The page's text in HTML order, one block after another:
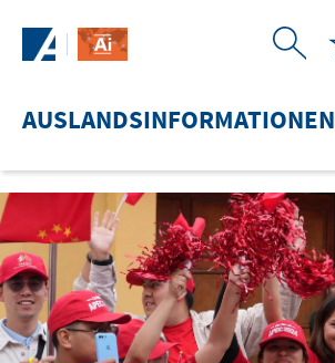
AUSLANDSINFORMATIONEN